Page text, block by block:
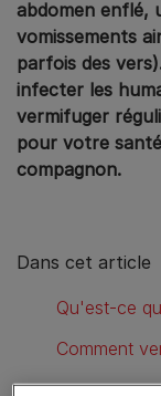
abdomen enflé,
vomissements
parfois des
infecter les
vermifuger
pour votre
compagnon.
Dans cet article
Comment
Les vers et